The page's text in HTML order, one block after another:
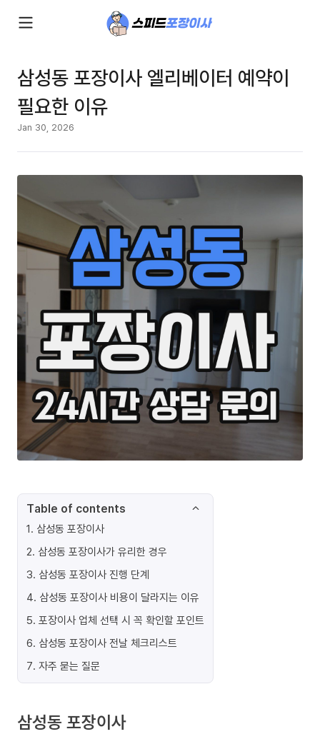
삼성동 포장이사 엘리베이터 예약이
필요한 이유
Jan 30, 2026
Table of contents
1. 삼성동 포장이사
2. 삼성동 포장이사가 유리한 경우
3. 삼성동 포장이사 진행 단계
4. 삼성동 포장이사 비용이 달라지는 이유
5. 포장이사 업체 선택 시 꼭 확인할 포인트
6. 삼성동 포장이사 전날 체크리스트
7. 자주 묻는 질문
삼성동 포장이사